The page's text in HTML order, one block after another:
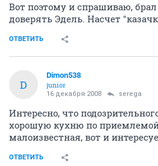
Вот поэтому и спрашиваю,
доверять Эдель. Насчет
ОТВЕТИТЬ
D
Dimon538
junior
16 декабря 2008 serega
Интересно, что
хорошую кухню по приемлемой
малоизвестная, вот и
ОТВЕТИТЬ